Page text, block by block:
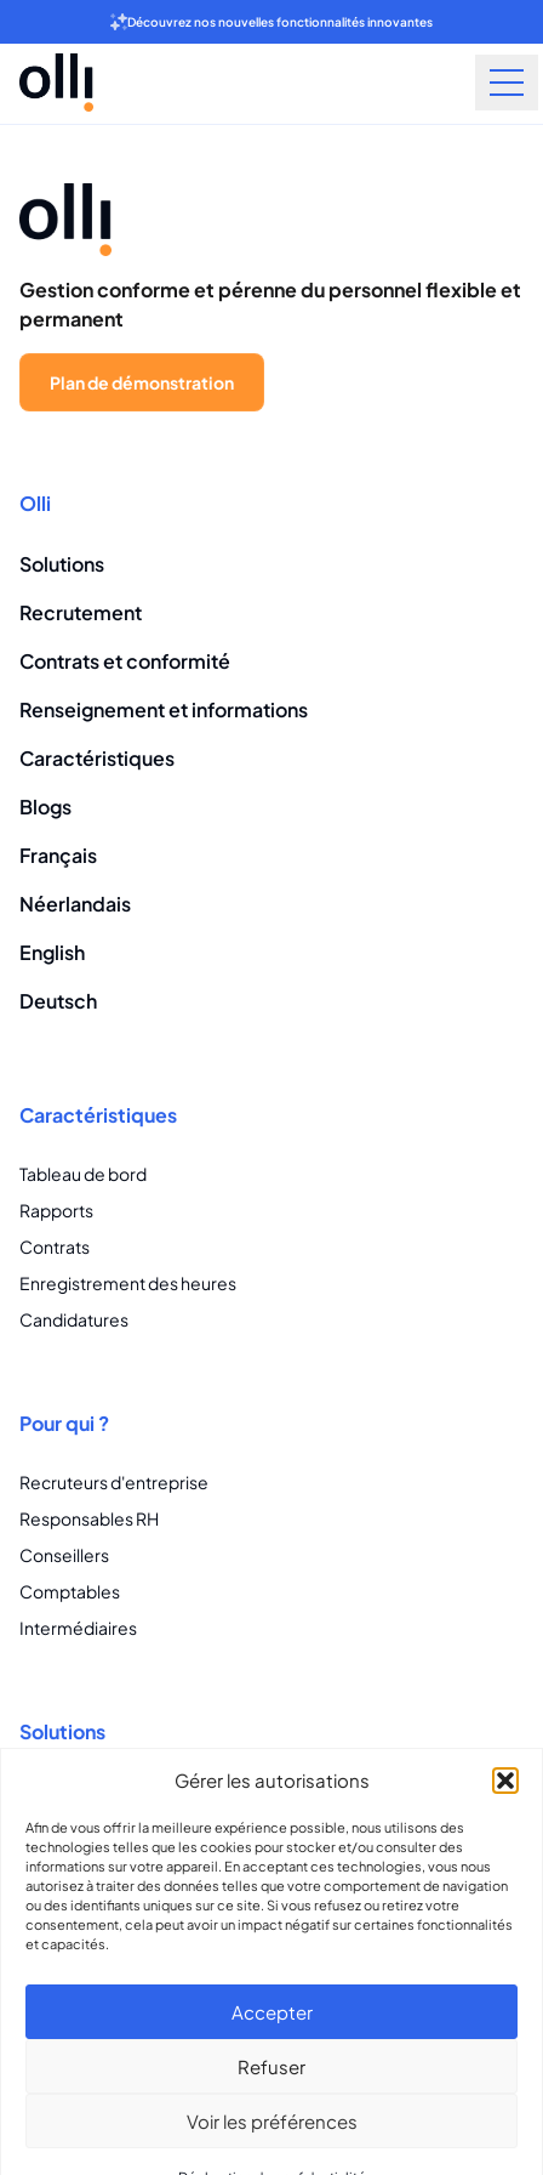
Gérer les autorisations
Afin de vous offrir la meilleure expérience possible, nous utilisons des
technologies telles que les cookies pour stocker et/ou consulter des
informations sur votre appareil. En acceptant ces technologies, vous nous
autorisez à traiter des données telles que votre comportement de navigation
ou des identifiants uniques sur ce site. Si vous refusez ou retirez votre
consentement, cela peut avoir un impact négatif sur certaines fonctionnalités
et capacités.
Accepter
Refuser
Voir les préférences
Découvrez nos nouvelles fonctionnalités innovantes
Gestion conforme et pérenne du personnel flexible et
permanent
Plan de démonstration
Olli
Solutions
Recrutement
Contrats et conformité
Renseignement et informations
Caractéristiques
Blogs
Français
Néerlandais
English
Deutsch
Caractéristiques
Tableau de bord
Rapports
Contrats
Enregistrement des heures
Candidatures
Pour qui ?
Recruteurs d'entreprise
Responsables RH
Conseillers
Comptables
Intermédiaires
Solutions
Recrutement pour CDI et CDD
Contrats flexibles et conformité
Intelligence et informations globales sur les talents